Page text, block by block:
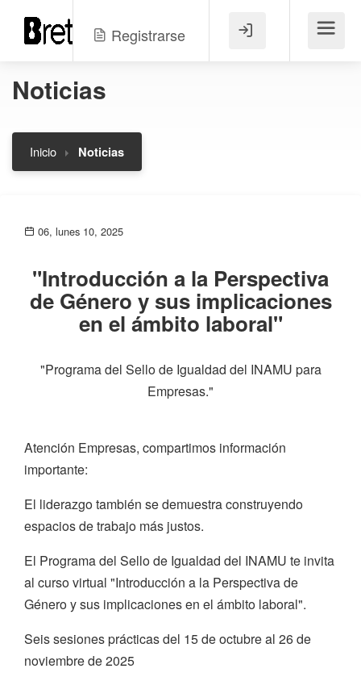
Registrarse Menú
Noticias
Inicio Noticias
06, lunes 10, 2025
"Introducción a la Perspectiva
de Género y sus implicaciones
en el ámbito laboral"
"Programa del Sello de Igualdad del INAMU para
Empresas."
Atención Empresas, compartimos información
importante:
El liderazgo también se demuestra construyendo
espacios de trabajo más justos.
El Programa del Sello de Igualdad del INAMU te invita
al curso virtual "Introducción a la Perspectiva de
Género y sus implicaciones en el ámbito laboral".
Seis sesiones prácticas del 15 de octubre al 26 de
noviembre de 2025